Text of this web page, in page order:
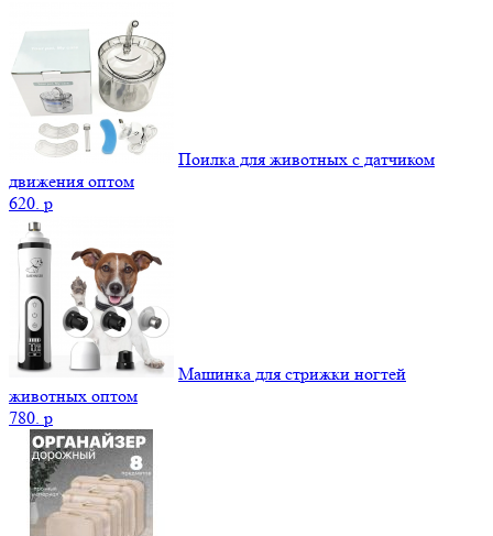
Поилка для животных с датчиком
движения оптом
620. p
Машинка для стрижки ногтей
животных оптом
780. p